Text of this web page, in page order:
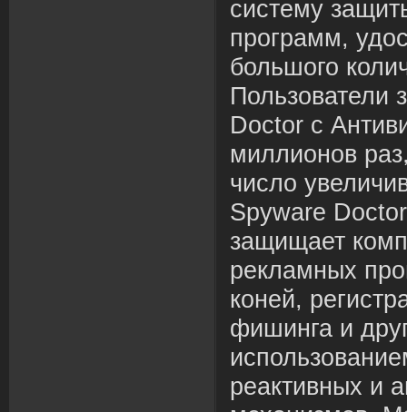
систему
программ,
большого
Пользователи
Doctor с
миллионов
число
Spyware
защищает
рекламных
коней,
фишинга и
реактивных и